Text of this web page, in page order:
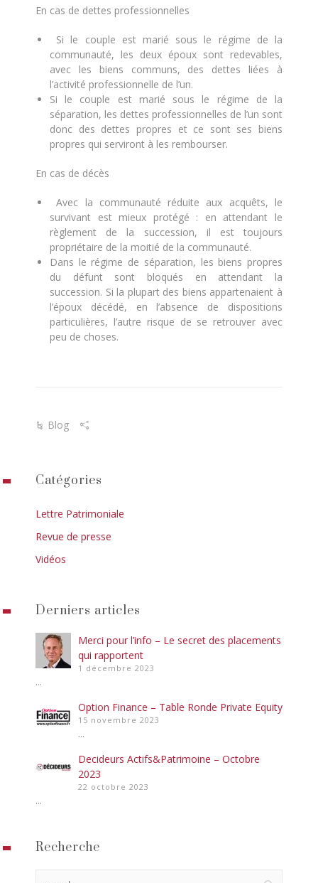
En cas de dettes professionnelles
Si le couple est marié sous le régime de la
communauté, les deux époux sont redevables,
avec les biens communs, des dettes liées à
l’activité professionnelle de l’un.
Si le couple est marié sous le régime de la
séparation, les dettes professionnelles de l’un sont
donc des dettes propres et ce sont ses biens
propres qui serviront à les rembourser.
En cas de décès
Avec la communauté réduite aux acquêts, le
survivant est mieux protégé : en attendant le
règlement de la succession, il est toujours
propriétaire de la moitié de la communauté.
Dans le régime de séparation, les biens propres
du défunt sont bloqués en attendant la
succession. Si la plupart des biens appartenaient à
l’époux décédé, en l’absence de dispositions
particulières, l’autre risque de se retrouver avec
peu de choses.
Blog
Catégories
Lettre Patrimoniale
Revue de presse
Vidéos
Derniers articles
Merci pour l’info – Le secret des placements
qui rapportent
1 décembre 2023
...
Option Finance – Table Ronde Private Equity
15 novembre 2023
...
Decideurs Actifs&Patrimoine – Octobre
2023
22 octobre 2023
...
Recherche